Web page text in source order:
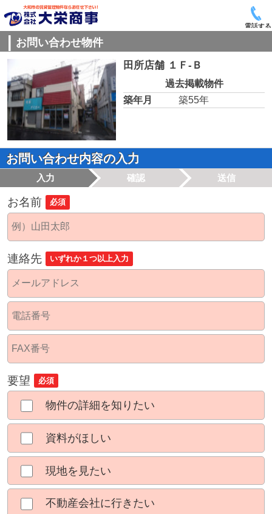
電話する
お問い合わせ物件
田所店舗 １Ｆ-Ｂ
過去掲載物件
築年月
築55年
お問い合わせ内容の入力
入力 確認 送信
お名前 必須
連絡先 いずれか１つ以上入力
要望 必須
物件の詳細を知りたい
資料がほしい
現地を見たい
不動産会社に行きたい